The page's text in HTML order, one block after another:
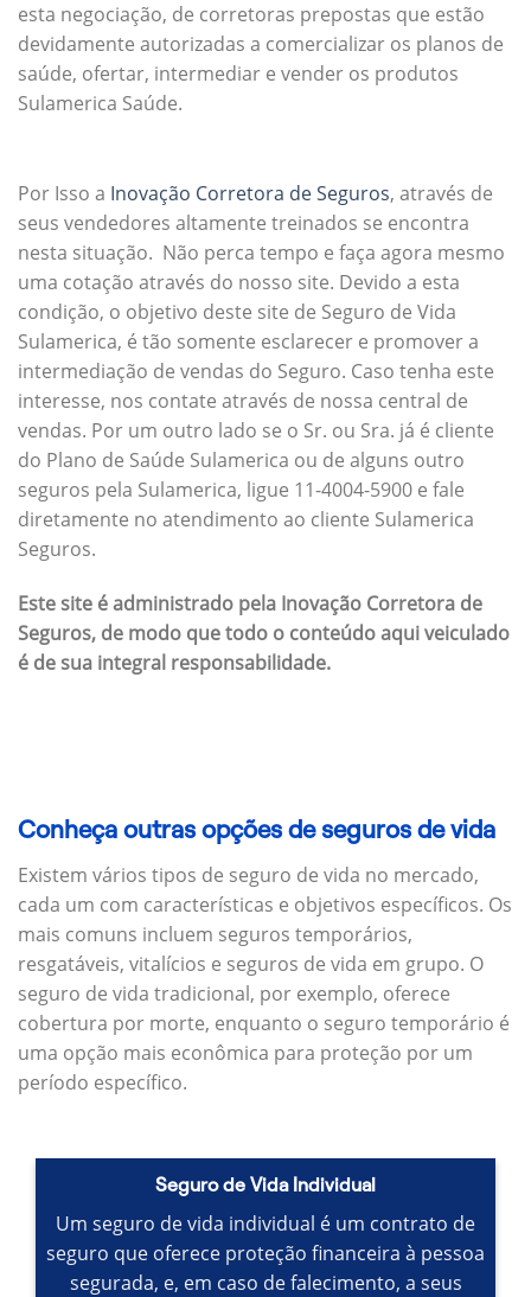
esta negociação, de corretoras prepostas que estão
devidamente autorizadas a comercializar os planos de
saúde, ofertar, intermediar e vender os produtos
Sulamerica Saúde.
Por Isso a Inovação Corretora de Seguros, através de
seus vendedores altamente treinados se encontra
nesta situação. Não perca tempo e faça agora mesmo
uma cotação através do nosso site. Devido a esta
condição, o objetivo deste site de Seguro de Vida
Sulamerica, é tão somente esclarecer e promover a
intermediação de vendas do Seguro. Caso tenha este
interesse, nos contate através de nossa central de
vendas. Por um outro lado se o Sr. ou Sra. já é cliente
do Plano de Saúde Sulamerica ou de alguns outro
seguros pela Sulamerica, ligue 11-4004-5900 e fale
diretamente no atendimento ao cliente Sulamerica
Seguros.
Este site é administrado pela Inovação Corretora de
Seguros, de modo que todo o conteúdo aqui veiculado
é de sua integral responsabilidade.
Conheça outras opções de seguros de vida
Existem vários tipos de seguro de vida no mercado,
cada um com características e objetivos específicos. Os
mais comuns incluem seguros temporários,
resgatáveis, vitalícios e seguros de vida em grupo. O
seguro de vida tradicional, por exemplo, oferece
cobertura por morte, enquanto o seguro temporário é
uma opção mais econômica para proteção por um
período específico.
Seguro de Vida Individual
Um seguro de vida individual é um contrato de
seguro que oferece proteção financeira à pessoa
segurada, e, em caso de falecimento, a seus